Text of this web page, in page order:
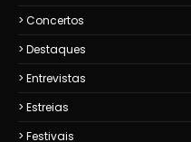
Concertos
Destaques
Entrevistas
Estreias
Festivais